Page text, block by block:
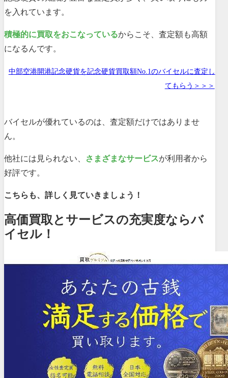
を入れています。
積極的に買取をおこなっているからこそ、査定額も高額
になるんです。
中部空港開港記念硬貨を記念硬貨買取額No.1のバイセルに査定し
てもらう＞＞＞
バイセルが優れているのは、査定額だけではありませ
ん。
他社には見られない、 さまざまなサービスが利用者から
好評です。
こちらも、詳しく見ていきましょう！
高価買取とサービスの充実度ならバ
イセル！